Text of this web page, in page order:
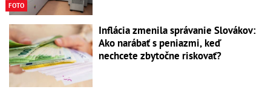
FOTO
Inflácia zmenila správanie Slovákov:
Ako narábať s peniazmi, keď
nechcete zbytočne riskovať?